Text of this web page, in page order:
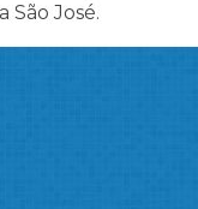
São José.